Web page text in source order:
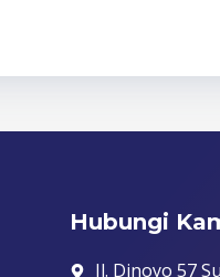
Hubungi
Jl. Dinoyo 57